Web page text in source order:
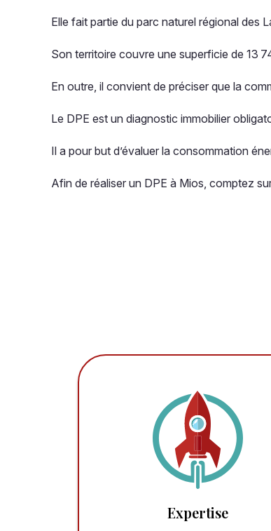
Elle fait partie du parc naturel régional des
Son territoire couvre une superficie de 13
En outre, il convient de préciser que la
Le DPE est un diagnostic immobilier
Il a pour but d’évaluer la consommation
Afin de réaliser un DPE à Mios, comptez
Expertise